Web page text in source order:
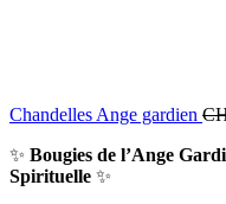
Chandelles Ange gardien
✨ Bougies de l’Ange
Spirituelle ✨